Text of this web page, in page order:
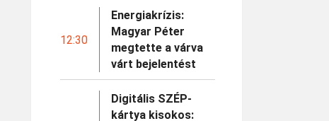
12:30
Energiakrízis:
Magyar Péter
megtette a várva
várt bejelentést
Digitális SZÉP-
kártya kisokos: